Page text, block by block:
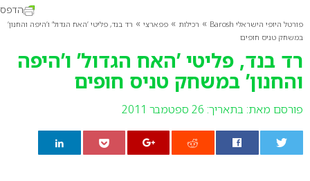
פורטל היופי הישראלי Barosh » רכילות» פפארצי» רד בנד, פליטי ’האח הגדול’ ו’היפה והחנון’
במשחק טניס חופים
רד בנד, פליטי ’האח הגדול’ ו’היפה
והחנון’ במשחק טניס חופים
פורסם מאת:בתאריך: 26 ספטמבר 2011
הדפס